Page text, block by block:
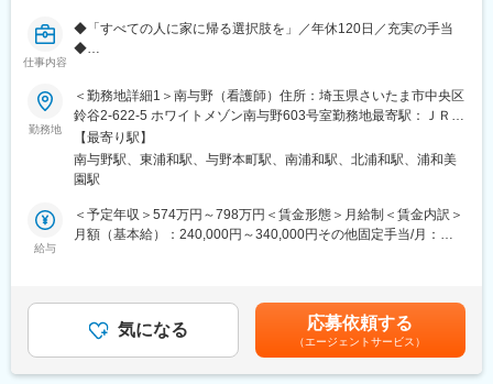
変更の範囲：会社の定める業務
応
設備基準を満たした施設で、職員が24時間365日常駐しており、
日常生活上の援助や介護支援を受けながら住み慣れた地域で安心
して過ごせるグループホームになります。
【当社のコンセプト】『「ここでくらしたい」を創る』
ご利用者様にとってグループホームはまさに家そのものだといえ
ます。家族のように温かいスタッフたちとのコミュニケーション
を通して、ホームでの暮らしを楽しんでいただくために、「ここ
【当社の理念】『住まいで困っている障がい者が「0」の社会を創
る』
「ソーシャルインクルー」という社名は、「ソーシャルインクル
仕事内容
◆「すべての人に家に帰る選択肢を」／年休120日／充実の手当
◆
■業務内容：
＼新規OPENの訪問看護ステーションで所長として更にスキルア
ップ／
これまでのご経験を活かして新たにチャレンジしたいという方も
大歓迎。
入職後、3ヶ月を目安とした同行訪問を実施しますので、安心して
スタートできます。
務をお願いします。
勤務地
＜勤務地詳細1＞南与野（看護師）住所：埼玉県さいたま市中央区
鈴谷2-622-5 ホワイトメゾン南与野603号室勤務地最寄駅：ＪＲ埼
京線線／南与野駅受動喫煙対策：屋内全面禁煙＜勤務地詳細2＞浦
和住所：埼玉県さいたま市緑区東浦和4-1-17 東宏ビル5-2F受動喫
煙対策：屋内全面禁煙変更の範囲：会社の定める事業所
【最寄り駅】
南与野駅、東浦和駅、与野本町駅、南浦和駅、北浦和駅、浦和美
園駅
給与
＜予定年収＞574万円～798万円＜賃金形態＞月給制＜賃金内訳＞
月額（基本給）：240,000円～340,000円その他固定手当/月：
護師手当：40,000円※特定行為・認定看護師・専門看護師をお持
ちの場合は+5,000円追加支給、 特定行為＋認定or専門看護師を
お持ちの場合：10,000円を支給いたします。賃金はあくまでも目
安の金額であり、選考を通じて上下する可能性があります。月給
気になる 応募依頼する
（エージェントサービス）